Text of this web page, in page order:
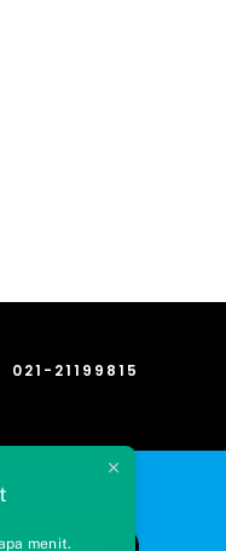
021-21199815
menit.